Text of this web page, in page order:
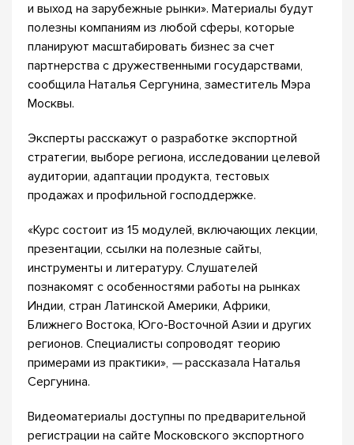
и выход на зарубежные рынки». Материалы будут
полезны компаниям из любой сферы, которые
планируют масштабировать бизнес за счет
партнерства с дружественными государствами,
сообщила Наталья Сергунина, заместитель Мэра
Москвы.
Эксперты расскажут о разработке экспортной
стратегии, выборе региона, исследовании целевой
аудитории, адаптации продукта, тестовых
продажах и профильной господдержке.
«Курс состоит из 15 модулей, включающих лекции,
презентации, ссылки на полезные сайты,
инструменты и литературу. Слушателей
познакомят с особенностями работы на рынках
Индии, стран Латинской Америки, Африки,
Ближнего Востока, Юго-Восточной Азии и других
регионов. Специалисты сопроводят теорию
примерами из практики», —рассказала Наталья
Сергунина.
Видеоматериалы доступны по предварительной
регистрации на сайте Московского экспортного